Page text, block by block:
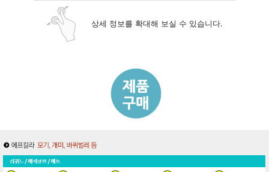
상세 정보를 확대해 보실 수 있습니다.